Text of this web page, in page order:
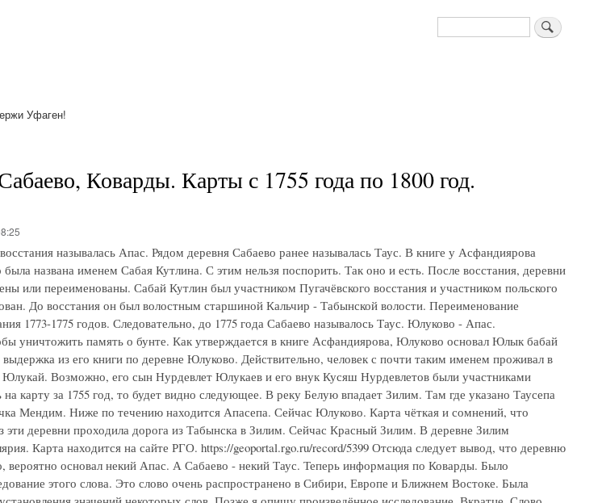
Поиск
Уфаген!
Коварды. Карты с 1755 года по 1800 год.
называлась Апас. Рядом деревня Сабаево ранее называлась Таус. В книге у Асфандиярова
названа именем Сабая Кутлина. С этим нельзя поспорить. Так оно и есть. После восстания, деревни
или переименованы. Сабай Кутлин был участником Пугачёвского восстания и участником польского
До восстания он был волостным старшиной Кальчир - Табынской волости. Переименование
1773-1775 годов. Следовательно, до 1775 года Сабаево называлось Таус. Юлуково - Апас.
уничтожить память о бунте. Как утверждается в книге Асфандиярова, Юлуково основал Юлык бабай
из его книги по деревне Юлуково. Действительно, человек с почти таким именем проживал в
Возможно, его сын Нурдевлет Юлукаев и его внук Кусяш Нурдевлетов были участниками
карту за 1755 год, то будет видно следующее. В реку Белую впадает Зилим. Там где указано Таусепа
Мендим. Ниже по течению находится Апасепа. Сейчас Юлуково. Карта чёткая и сомнений, что
эти деревни проходила дорога из Табынска в Зилим. Сейчас Красный Зилим. В деревне Зилим
Карта находится на сайте РГО. https://geoportal.rgo.ru/record/5399 Отсюда следует вывод, что деревню
основал некий Апас. А Сабаево - некий Таус. Теперь информация по Коварды. Было
этого слова. Это слово очень распространено в Сибири, Европе и Ближнем Востоке. Была